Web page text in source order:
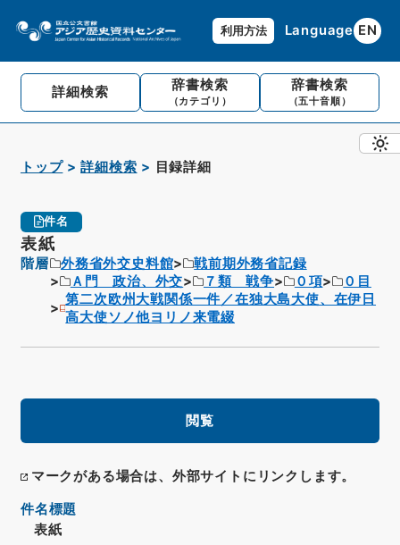
利用方法 Language EN
詳細検索 辞書検索
（カテゴリ）
辞書検索
（五十音順）
トップ 詳細検索 目録詳細
件名
表紙
階層 外務省外交史料館
戦前期外務省記録
Ａ門 政治、外交
７類 戦争 ０項
０目
第二次欧州大戦関係一件／在独大島大使、在伊日
高大使ソノ他ヨリノ来電綴
閲覧
マークがある場合は、外部サイトにリンクします。
件名標題
表紙